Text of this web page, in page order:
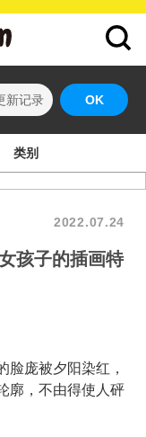
新记录 OK
类别
2022.07.24
孩子的插画特
脸庞被夕阳染红，
廓，不由得使人砰